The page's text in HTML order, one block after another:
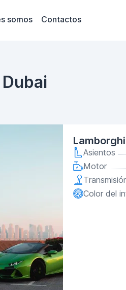
somos Contactos
Asientos
Motor
Color del